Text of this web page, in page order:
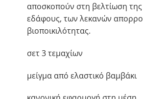
αποσκοπούν στη βελτίωση της
εδάφους, των λεκανών
βιοποικιλότητας.
σετ 3 τεμαχίων
μείγμα από ελαστικό βαμβάκι